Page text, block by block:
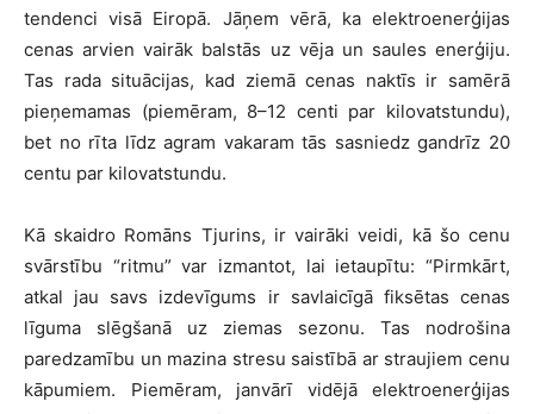
tendenci visā Eiropā. Jāņem vērā, ka elektroenerģijas
cenas arvien vairāk balstās uz vēja un saules enerģiju.
Tas rada situācijas, kad ziemā cenas naktīs ir samērā
pieņemamas (piemēram, 8–12 centi par kilovatstundu),
bet no rīta līdz agram vakaram tās sasniedz gandrīz 20
centu par kilovatstundu.
Kā skaidro Romāns Tjurins, ir vairāki veidi, kā šo cenu
svārstību “ritmu” var izmantot, lai ietaupītu: “Pirmkārt,
atkal jau savs izdevīgums ir savlaicīgā fiksētas cenas
līguma slēgšanā uz ziemas sezonu. Tas nodrošina
paredzamību un mazina stresu saistībā ar straujiem cenu
kāpumiem. Piemēram, janvārī vidējā elektroenerģijas